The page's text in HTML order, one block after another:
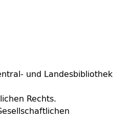
und Landesbibliothek
Rechts.